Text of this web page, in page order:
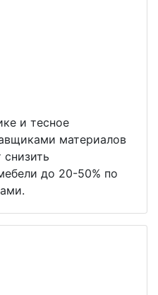
и тесное
материалов
до 20-50% по